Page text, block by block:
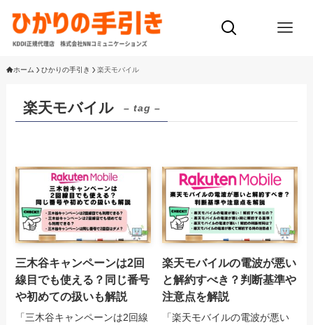
ホーム ひかりの手引き 楽天モバイル
楽天モバイル – tag –
三木谷キャンペーンは2回
線目でも使える？同じ番号
や初めての扱いも解説
「三木谷キャンペーンは2回線
楽天モバイルの電波が悪い
と解約すべき？判断基準や
注意点を解説
「楽天モバイルの電波が悪い